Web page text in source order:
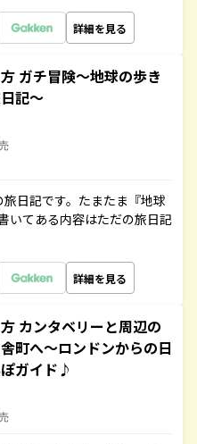
詳細を見る
ガチ冒険～地球の歩き
記～
日記です。たまたま『地球
いてある内容はただの旅日記
詳細を見る
カンタベリーと周辺の
町へ～ロンドンからの日
ガイド♪